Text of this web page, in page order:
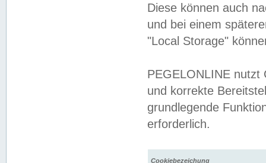
Diese können auch
und bei einem
"Local Storage"
PEGELONLINE nutzt
und korrekte
grundlegende
erforderlich.
Cookiebezeichung